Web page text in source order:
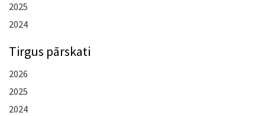
2025
2024
Tirgus pārskati
2026
2025
2024